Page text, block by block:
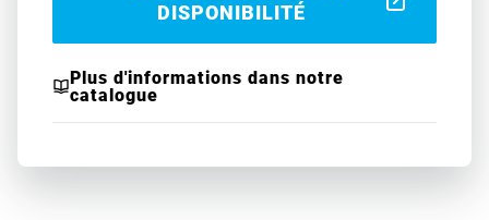
DISPONIBILITÉ
Plus d'informations dans notre
catalogue